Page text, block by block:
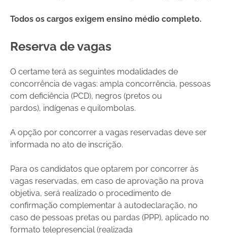
Todos os cargos exigem ensino médio completo.
Reserva de vagas
O certame terá as seguintes modalidades de
concorrência de vagas: ampla concorrência, pessoas
com deficiência (PCD), negros (pretos ou
pardos), indígenas e quilombolas.
A opção por concorrer a vagas reservadas deve ser
informada no ato de inscrição.
Para os candidatos que optarem por concorrer às
vagas reservadas, em caso de aprovação na prova
objetiva, será realizado o procedimento de
confirmação complementar à autodeclaração, no
caso de pessoas pretas ou pardas (PPP), aplicado no
formato telepresencial (realizada